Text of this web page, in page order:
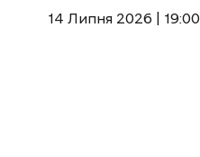
14 Липня 2026 | 19:00